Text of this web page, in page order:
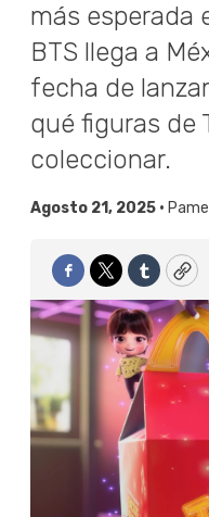
más esperada
BTS llega a
fecha de
qué figuras de
coleccionar.
Agosto 21, 2025 •
Facebook
TwitterTumblr